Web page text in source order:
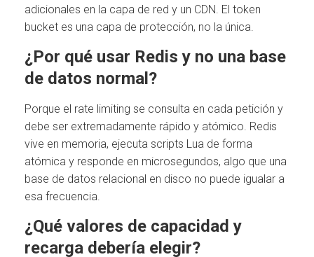
adicionales en la capa de red y un CDN. El token
bucket es una capa de protección, no la única.
¿Por qué usar Redis y no una base
de datos normal?
Porque el rate limiting se consulta en cada petición y
debe ser extremadamente rápido y atómico. Redis
vive en memoria, ejecuta scripts Lua de forma
atómica y responde en microsegundos, algo que una
base de datos relacional en disco no puede igualar a
esa frecuencia.
¿Qué valores de capacidad y
recarga debería elegir?